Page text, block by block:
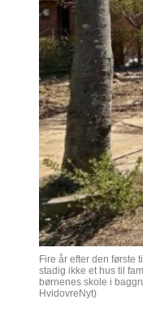
Fire år efter den første
stadig ikke et hus til
børnenes skole i
HvidovreNyt)